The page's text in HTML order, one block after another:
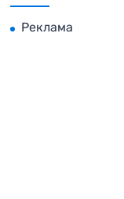
Реклама